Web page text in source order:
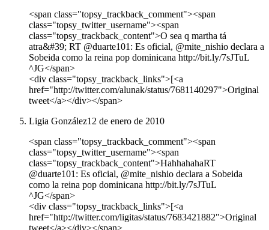
<span class="topsy_trackback_comment"><span
class="topsy_twitter_username"><span
class="topsy_trackback_content">O sea q martha tá
atra&#39; RT @duarte101: Es oficial, @mite_nishio declara a
Sobeida como la reina pop dominicana http://bit.ly/7sJTuL
^JG</span>
<div class="topsy_trackback_links">[<a
href="http://twitter.com/alunak/status/7681140297">Original
tweet</a></div></span>
Ligia González12 de enero de 2010
<span class="topsy_trackback_comment"><span
class="topsy_twitter_username"><span
class="topsy_trackback_content">HahhahahaRT
@duarte101: Es oficial, @mite_nishio declara a Sobeida
como la reina pop dominicana http://bit.ly/7sJTuL
^JG</span>
<div class="topsy_trackback_links">[<a
href="http://twitter.com/ligitas/status/7683421882">Original